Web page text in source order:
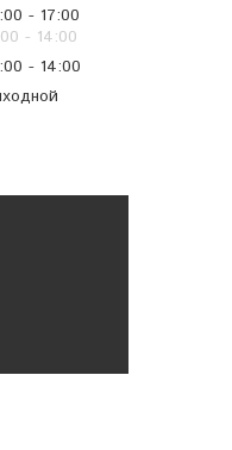
17:00
14:00
14:00